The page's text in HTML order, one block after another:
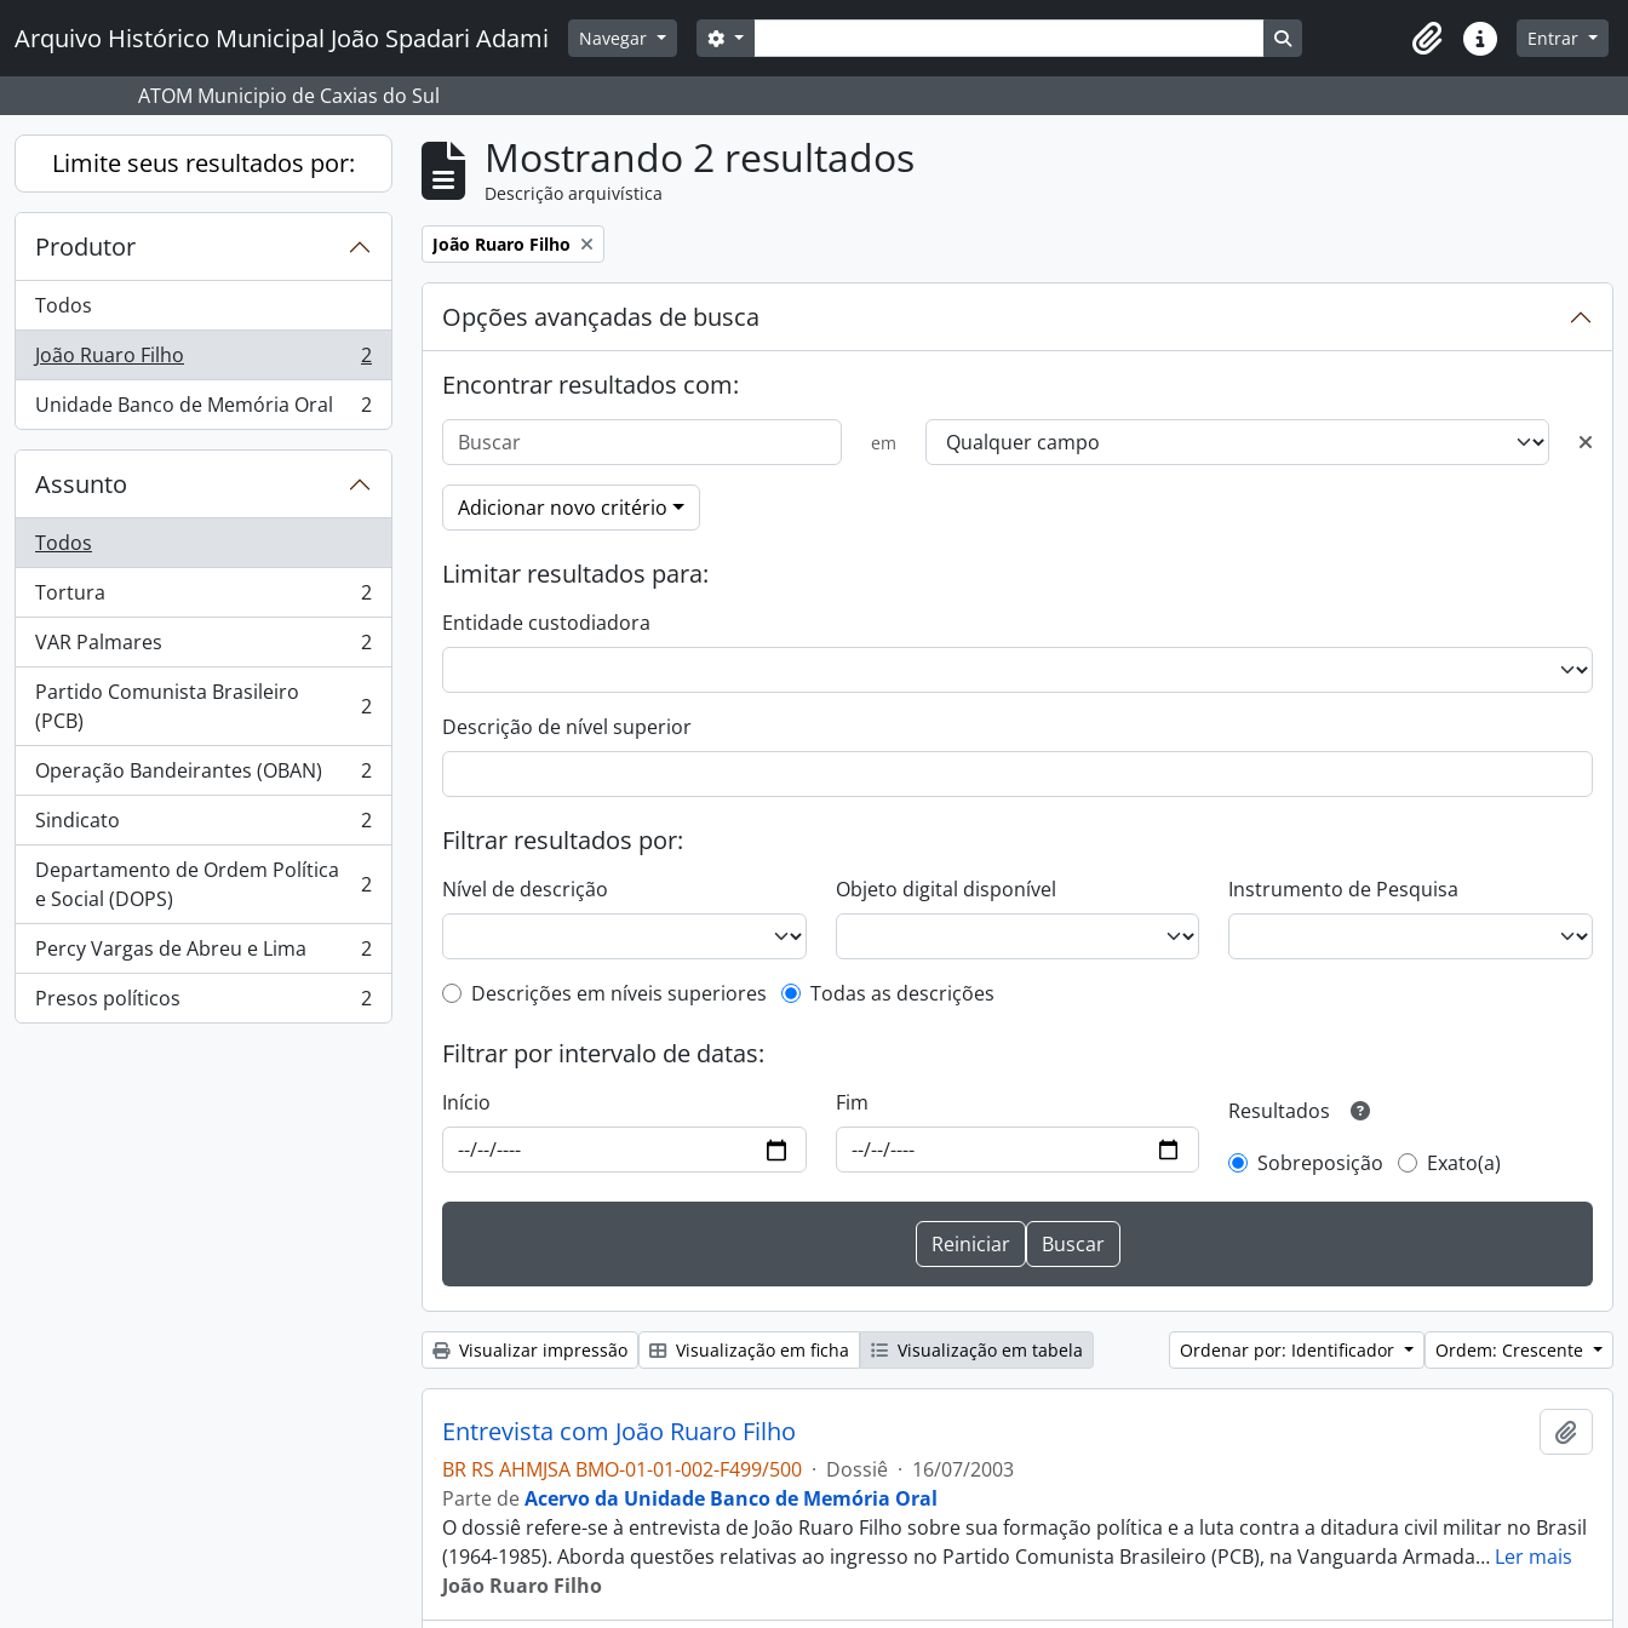
Arquivo Histórico Municipal João Spadari Adami Navegar Buscar
Opções de busca Busque na página de navegação
Atalhos Entrar
ATOM Municipio de Caxias do Sul
Limite seus resultados por:
Produtor
Todos
João Ruaro Filho
, 2 resultados
2
Unidade Banco de Memória Oral
, 2 resultados 2
Assunto
Todos
Tortura
, 2 resultados
2
VAR Palmares
, 2 resultados
2
Partido Comunista Brasileiro
(PCB)
, 2 resultados 2
Operação Bandeirantes (OBAN)
, 2 resultados
2
Sindicato
, 2 resultados
2
Departamento de Ordem Política
e Social (DOPS)
, 2 resultados 2
Percy Vargas de Abreu e Lima
, 2 resultados
2
Presos políticos
, 2 resultados 2
Mostrando 2 resultados
Descrição arquivística
Remover filtro:
João Ruaro Filho
Opções avançadas de busca
Encontrar resultados com:
em
Adicionar novo critério
Limitar resultados para:
Entidade custodiadora
Descrição de nível superior
Filtrar resultados por:
Nível de descrição Objeto digital disponível Instrumento de Pesquisa
Filtro de descrição de nível superior
Descrições em níveis superiores Todas as descrições
Filtrar por intervalo de datas:
Início Fim
Resultados
Sobreposição
Exato(a)
Visualizar impressão Visualização em ficha Visualização em tabela Ordenar por: Identificador Ordem: Crescente
Entrevista com João Ruaro Filho
BR RS AHMJSA BMO-01-01-002-F499/500 · Dossiê · 16/07/2003
Parte deAcervo da Unidade Banco de Memória Oral
O dossiê refere-se à entrevista de João Ruaro Filho sobre sua formação política e a luta contra a ditadura civil militar no Brasil
(1964-1985). Aborda questões relativas ao ingresso no Partido Comunista Brasileiro (PCB), na Vanguarda Armada… Ler mais
João Ruaro Filho